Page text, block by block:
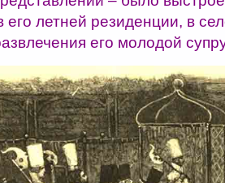
его летней резиденции, в
его молодой